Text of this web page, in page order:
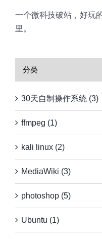
一个微科技破站，好玩
里。
分类
30天自制操作系统 (3)
ffmpeg (1)
kali linux (2)
MediaWiki (3)
photoshop (5)
Ubuntu (1)